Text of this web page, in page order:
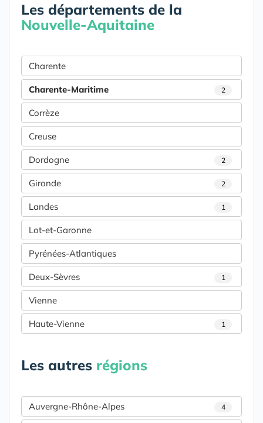
Les départements de la
Nouvelle-Aquitaine
Charente
Charente-Maritime 2
Corrèze
Creuse
Dordogne 2
Gironde 2
Landes 1
Lot-et-Garonne
Pyrénées-Atlantiques
Deux-Sèvres 1
Vienne
Haute-Vienne 1
Les autres régions
Auvergne-Rhône-Alpes 4